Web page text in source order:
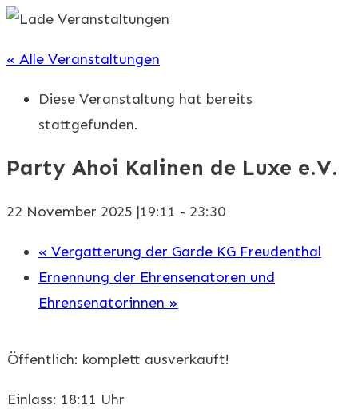
« Alle Veranstaltungen
Diese Veranstaltung hat bereits
stattgefunden.
Party Ahoi Kalinen de Luxe e.V.
22 November 2025 |19:11 - 23:30
« Vergatterung der Garde KG Freudenthal
Ernennung der Ehrensenatoren und
Ehrensenatorinnen »
Öffentlich: komplett ausverkauft!
Einlass: 18:11 Uhr